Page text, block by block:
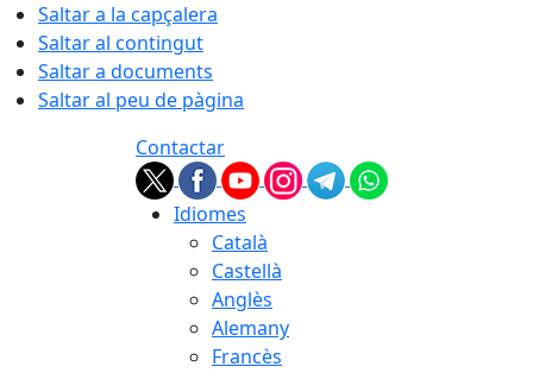
Saltar a la capçalera
Saltar al contingut
Saltar a documents
Saltar al peu de pàgina
Contactar
Idiomes
Català
Castellà
Anglès
Alemany
Francès